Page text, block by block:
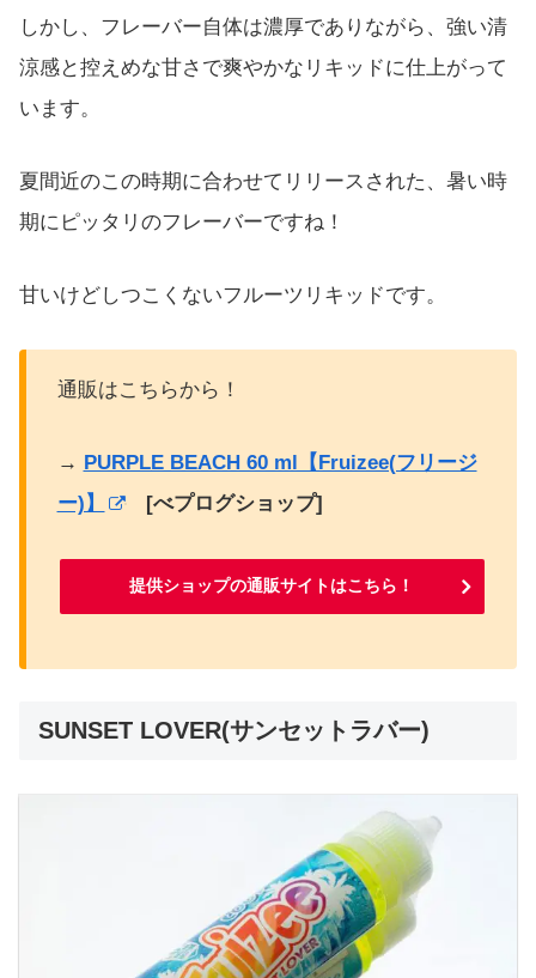
しかし、フレーバー自体は濃厚でありながら、強い清
涼感と控えめな甘さで爽やかなリキッドに仕上がって
います。
夏間近のこの時期に合わせてリリースされた、暑い時
期にピッタリのフレーバーですね！
甘いけどしつこくないフルーツリキッドです。
通販はこちらから！
→ PURPLE BEACH 60 ml【Fruizee(フリージ
ー)】
[べプログショップ]
提供ショップの通販サイトはこちら！
SUNSET LOVER(サンセットラバー)